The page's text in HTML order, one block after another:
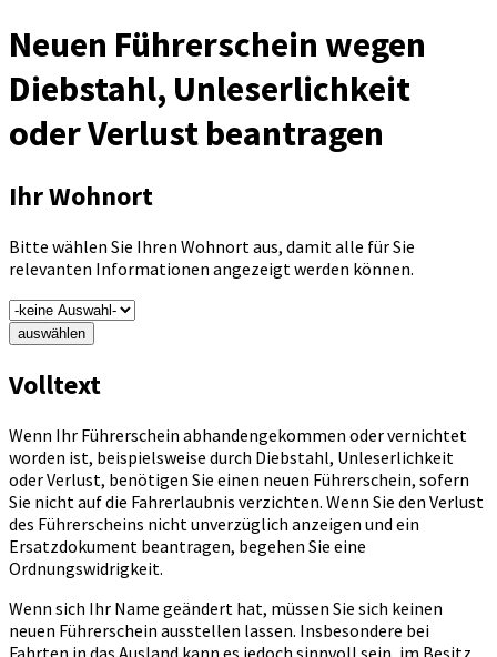
Neuen Führerschein wegen
Diebstahl, Unleserlichkeit
oder Verlust beantragen
Ihr Wohnort
Bitte wählen Sie Ihren Wohnort aus, damit alle für Sie
relevanten Informationen angezeigt werden können.
auswählen
Volltext
Wenn Ihr Führerschein abhandengekommen oder vernichtet
worden ist, beispielsweise durch Diebstahl, Unleserlichkeit
oder Verlust, benötigen Sie einen neuen Führerschein, sofern
Sie nicht auf die Fahrerlaubnis verzichten. Wenn Sie den Verlust
des Führerscheins nicht unverzüglich anzeigen und ein
Ersatzdokument beantragen, begehen Sie eine
Ordnungswidrigkeit.
Wenn sich Ihr Name geändert hat, müssen Sie sich keinen
neuen Führerschein ausstellen lassen. Insbesondere bei